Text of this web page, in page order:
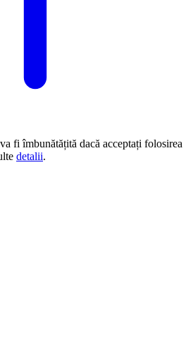
fi îmbunătățită dacă acceptați folosirea
detalii.